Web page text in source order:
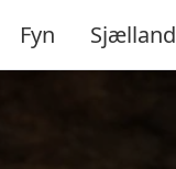
Fyn Sjælland